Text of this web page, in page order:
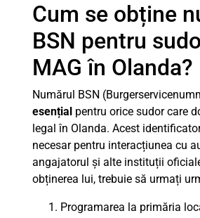
Cum se obține
BSN pentru
MAG în Olanda?
Numărul BSN
esențial pentru orice sudor care
legal în Olanda. Acest
necesar pentru interacțiunea cu
angajatorul și alte instituții
obținerea lui, trebuie să urmați
Programarea la primăria